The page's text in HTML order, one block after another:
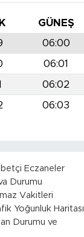
GÜNEŞ
06:00
06:01
06:02
06:03
Eczaneler
Durumu
Vakitleri
Yoğunluk Haritası
Durumu ve